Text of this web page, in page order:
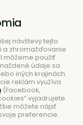
návštevy tejto
a zhromažďovanie
môžeme použiť
údaje sa
iných krajinách.
reklám využíva
(Facebook,
vyjadrujete
môžete nájsť
preferencie.